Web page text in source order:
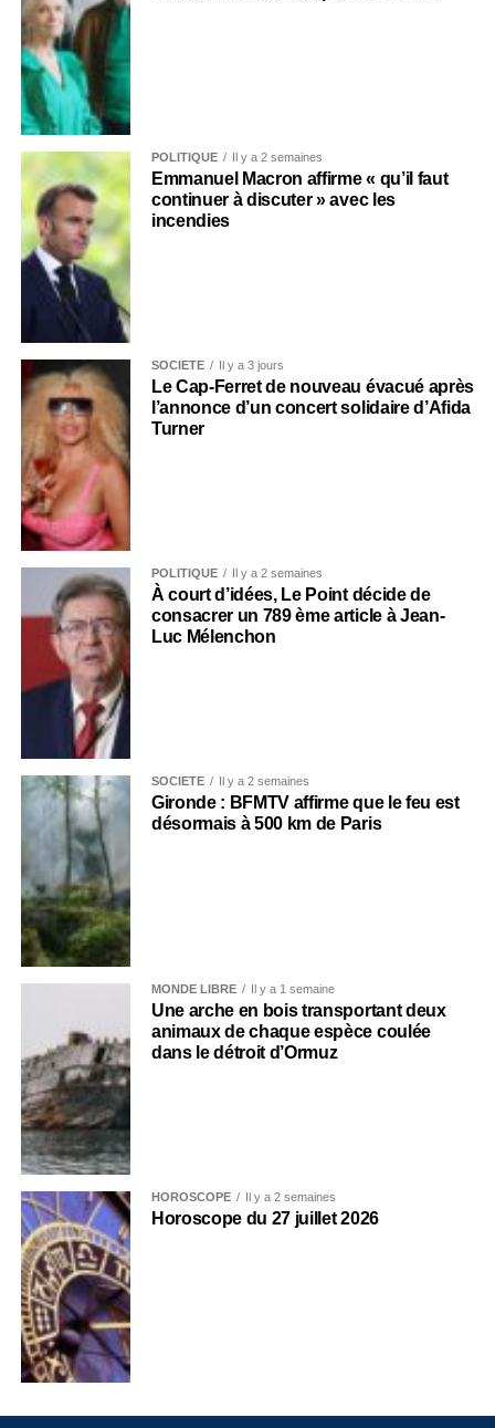
POLITIQUE Il y a 2 semaines
Emmanuel Macron affirme « qu’il faut
continuer à discuter » avec les
incendies
SOCIÉTÉ Il y a 3 jours
Le Cap-Ferret de nouveau évacué après
l’annonce d’un concert solidaire d’Afida
Turner
POLITIQUE Il y a 2 semaines
À court d’idées, Le Point décide de
consacrer un 789 ème article à Jean-
Luc Mélenchon
SOCIÉTÉ Il y a 2 semaines
Gironde : BFMTV affirme que le feu est
désormais à 500 km de Paris
MONDE LIBRE Il y a 1 semaine
Une arche en bois transportant deux
animaux de chaque espèce coulée
dans le détroit d’Ormuz
HOROSCOPE Il y a 2 semaines
Horoscope du 27 juillet 2026